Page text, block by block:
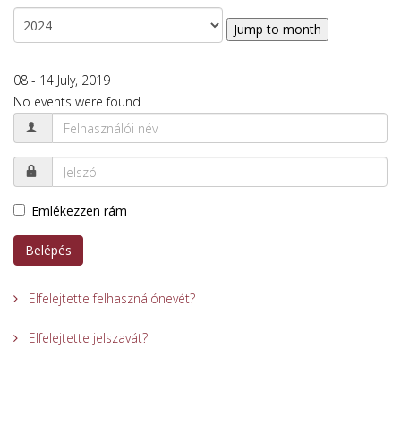
Jump to month
08 - 14 July, 2019
No events were found
Emlékezzen rám
Belépés
Elfelejtette felhasználónevét?
Elfelejtette jelszavát?